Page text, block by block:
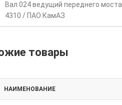
Вал 024 ведущий переднего моста
4310 / ПАО КамАЗ
товары
НАИМЕНОВАНИЕ